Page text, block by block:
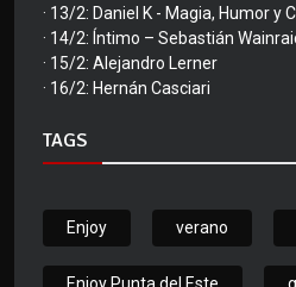
· 13/2: Daniel K - Magia, Humor y
· 14/2: Íntimo – Sebastián
· 15/2: Alejandro Lerner
· 16/2: Hernán Casciari
TAGS
Enjoy verano